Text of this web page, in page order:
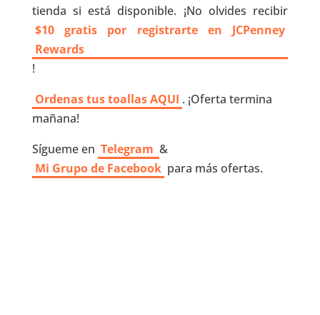
tienda si está disponible. ¡No olvides recibir
$10 gratis por registrarte en JCPenney
Rewards
!
Ordenas tus toallas AQUI . ¡Oferta termina
mañana!
Sígueme en Telegram &
Mi Grupo de Facebook para más ofertas.